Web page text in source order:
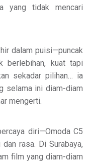
yang tidak mencari
dalam puisi—puncak
berlebihan, kuat tapi
sekadar pilihan… ia
selama ini diam-diam
mengerti.
diri—Omoda C5
rasa. Di Surabaya,
film yang diam-diam